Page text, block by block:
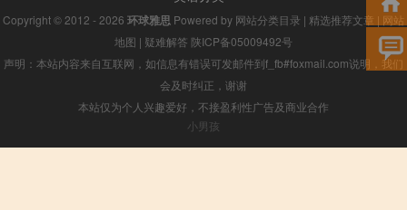
Copyright © 2012 - 2026 环球雅思 Powered by 网站分类目录 | 精选推荐文章 | 网站
地图 | 疑难解答 陕ICP备05009492号
声明：本站内容来自互联网，如信息有错误可发邮件到f_fb#foxmail.com说明，我们
会及时纠正，谢谢
本站仅为个人兴趣爱好，不接盈利性广告及商业合作
小男孩